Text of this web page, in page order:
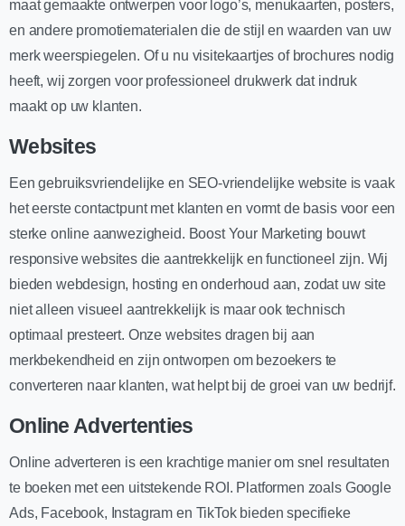
maat gemaakte ontwerpen voor logo’s, menukaarten, posters,
en andere promotiematerialen die de stijl en waarden van uw
merk weerspiegelen. Of u nu visitekaartjes of brochures nodig
heeft, wij zorgen voor professioneel drukwerk dat indruk
maakt op uw klanten.
Websites
Een gebruiksvriendelijke en SEO-vriendelijke website is vaak
het eerste contactpunt met klanten en vormt de basis voor een
sterke online aanwezigheid. Boost Your Marketing bouwt
responsive websites die aantrekkelijk en functioneel zijn. Wij
bieden webdesign, hosting en onderhoud aan, zodat uw site
niet alleen visueel aantrekkelijk is maar ook technisch
optimaal presteert. Onze websites dragen bij aan
merkbekendheid en zijn ontworpen om bezoekers te
converteren naar klanten, wat helpt bij de groei van uw bedrijf.
Online Advertenties
Online adverteren is een krachtige manier om snel resultaten
te boeken met een uitstekende ROI. Platformen zoals Google
Ads, Facebook, Instagram en TikTok bieden specifieke